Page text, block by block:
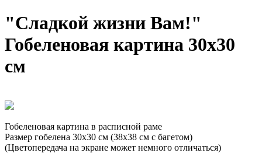
"Сладкой жизни Вам!"
Гобеленовая картина 30х30
см
Гобеленовая картина в расписной раме
Размер гобелена 30х30 см (38х38 см с багетом)
(Цветопередача на экране может немного отличаться)